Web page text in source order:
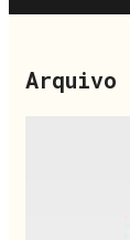
Arquivo